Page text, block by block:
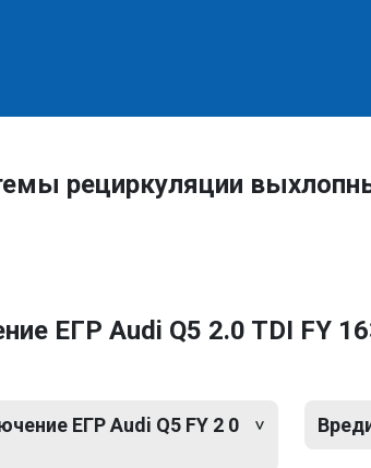
рециркуляции
ЕГР Audi Q5 2.0 TDI FY
ЕГР Audi Q5 FY 2 0